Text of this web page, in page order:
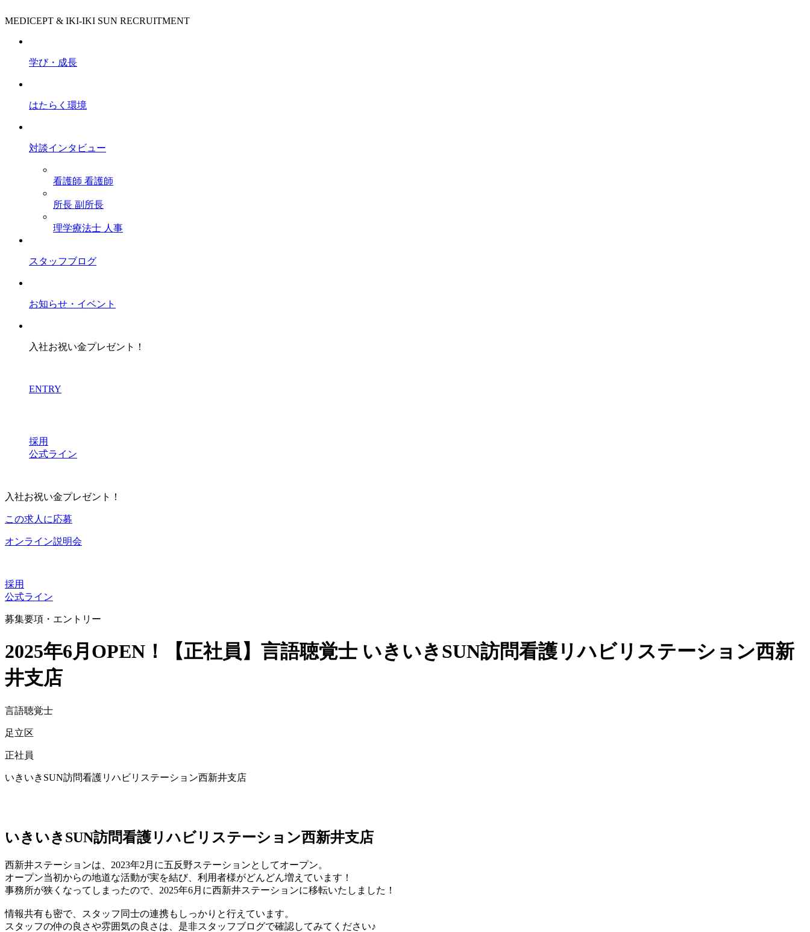
MEDICEPT & IKI-IKI SUN RECRUITMENT
学び・成長
はたらく環境
対談インタビュー
看護師 看護師
所長 副所長
理学療法士 人事
スタッフブログ
お知らせ・イベント
入社お祝い金プレゼント！
ENTRY
採用
公式ライン
入社お祝い金プレゼント！
この求人に応募
オンライン説明会
採用
公式ライン
募集要項・エントリー
2025年6月OPEN！【正社員】言語聴覚士 いきいきSUN訪問看護リハビリステーション西新
井支店
言語聴覚士
足立区
正社員
いきいきSUN訪問看護リハビリステーション西新井支店
いきいきSUN訪問看護リハビリステーション西新井支店
西新井ステーションは、2023年2月に五反野ステーションとしてオープン。
オープン当初からの地道な活動が実を結び、利用者様がどんどん増えています！
事務所が狭くなってしまったので、2025年6月に西新井ステーションに移転いたしました！
情報共有も密で、スタッフ同士の連携もしっかりと行えています。
スタッフの仲の良さや雰囲気の良さは、是非スタッフブログで確認してみてください♪